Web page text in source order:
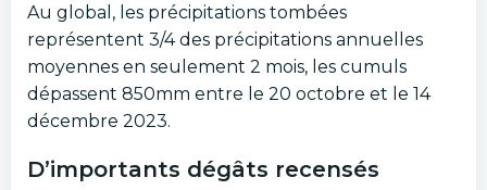
Au global, les précipitations tombées
représentent 3/4 des précipitations annuelles
moyennes en seulement 2 mois, les cumuls
dépassent 850mm entre le 20 octobre et le 14
décembre 2023.
D’importants dégâts recensés